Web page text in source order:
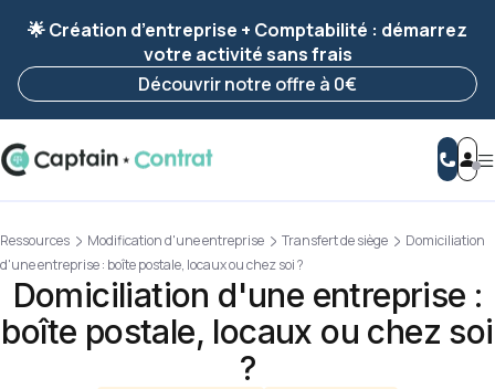
enregistrée 🚀
Reprendre ma démarche
🌟 Création d’entreprise + Comptabilité : démarrez
votre activité sans frais
Découvrir notre offre à 0€
Ressources Modification d'une entreprise Transfert de siège
Domiciliation
d'une entreprise : boîte postale, locaux ou chez soi ?
Domiciliation d'une entreprise :
boîte postale, locaux ou chez soi
?